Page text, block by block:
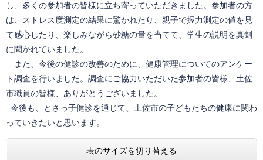
し、多くの参加者の皆様に立ち寄っていただきました。参加者の方
は、ストレス度測定の結果に驚かれたり、親子で握力測定の値を見
て感心したり、楽しみながら砂糖の量を当てて、学生の説明を真剣
に聞かれていました。
また、今後の健診の改善のために、健康管理についてのアンケー
ト調査を行いました。調査にご協力いただいた参加者の皆様、土佐
市職員の皆様、ありがとうございました。
今後も、とさっ子健診を通じて、土佐市の子どもたちの健康に関わ
っていきたいと思います。
表のサイズを切り替える